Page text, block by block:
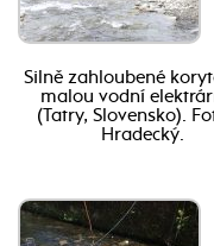
Silně zahloubené
malou vodní
(Tatry, Slovensko).
Hradecký.